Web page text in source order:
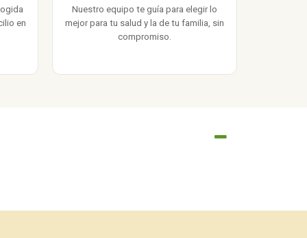
en
Nuestro equipo te guía para elegir lo
mejor para tu salud y la de tu familia, sin
compromiso.